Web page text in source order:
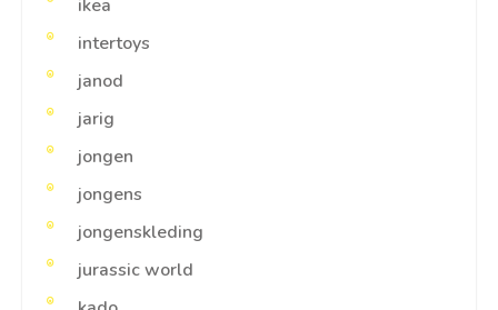
ikea
intertoys
janod
jarig
jongen
jongens
jongenskleding
jurassic world